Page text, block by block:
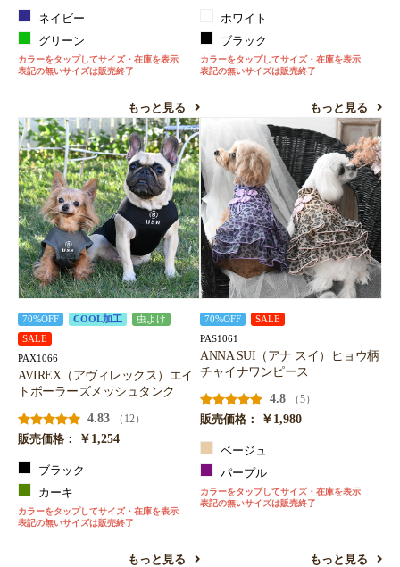
ネイビー
グリーン
カラーをタップしてサイズ・在庫を表示
表記の無いサイズは販売終了
もっと見る
ホワイト
ブラック
カラーをタップしてサイズ・在庫を表示
表記の無いサイズは販売終了
もっと見る
70%OFF COOL加工
虫よけ
SALE
PAX1066
AVIREX（アヴィレックス）エイ
トボーラーズメッシュタンク
4.83
（12）
販売価格：
￥1,254
ブラック
カーキ
カラーをタップしてサイズ・在庫を表示
表記の無いサイズは販売終了
もっと見る
70%OFF SALE
PAS1061
ANNA SUI（アナ スイ）ヒョウ柄
チャイナワンピース
4.8
（5）
販売価格：
￥1,980
ベージュ
パープル
カラーをタップしてサイズ・在庫を表示
表記の無いサイズは販売終了
もっと見る
お買い物を続ける カートへ進む